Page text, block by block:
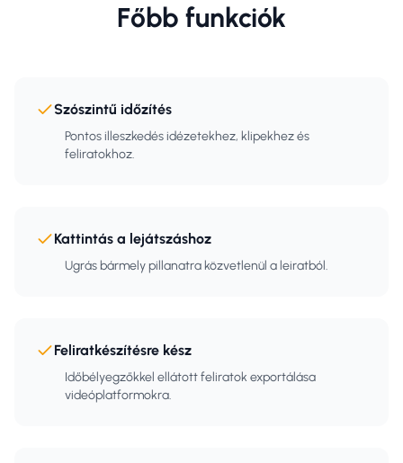
Főbb funkciók
Szószintű időzítés
Pontos illeszkedés idézetekhez, klipekhez és
feliratokhoz.
Kattintás a lejátszáshoz
Ugrás bármely pillanatra közvetlenül a leiratból.
Feliratkészítésre kész
Időbélyegzőkkel ellátott feliratok exportálása
videóplatformokra.